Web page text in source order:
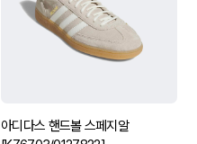
아디다스 핸드볼 스페지알